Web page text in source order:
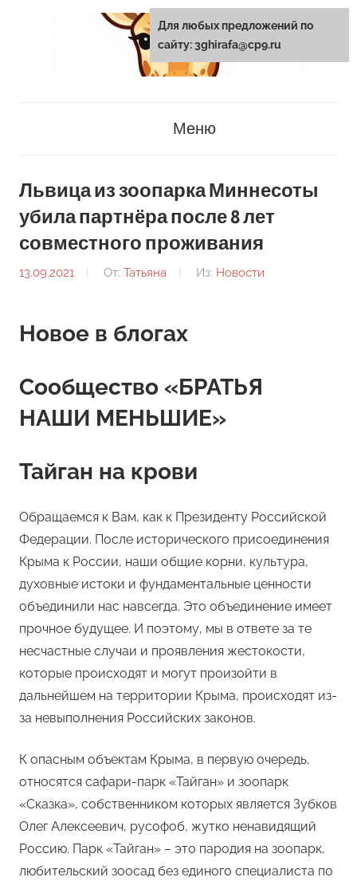
Меню
Львица из зоопарка Миннесоты
убила партнёра после 8 лет
совместного проживания
13.09.2021 От: Татьяна Из: Новости
Новое в блогах
Сообщество «БРАТЬЯ
НАШИ МЕНЬШИЕ»
Тайган на крови
Обращаемся к Вам, как к Президенту Российской
Федерации. После исторического присоединения
Крыма к России, наши общие корни, культура,
духовные истоки и фундаментальные ценности
объединили нас навсегда. Это объединение имеет
прочное будущее. И поэтому, мы в ответе за те
несчастные случаи и проявления жестокости,
которые происходят и могут произойти в
дальнейшем на территории Крыма, происходят из-
за невыполнения Российских законов.
К опасным объектам Крыма, в первую очередь,
относятся сафари-парк «Тайган» и зоопарк
«Сказка», собственником которых является Зубков
Олег Алексеевич, русофоб, жутко ненавидящий
Россию. Парк «Тайган» – это пародия на зоопарк,
любительский зоосад без единого специалиста по
Для любых предложений по
сайту: 3ghirafa@cp9.ru